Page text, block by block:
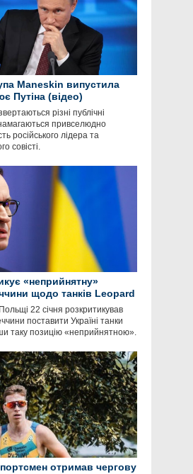
Maneskin випустила
Путіна (відео)
різні публічні
намагаються привселюдно
російського лідера та
совісті.
«неприйнятну»
щодо танків Leopard
22 січня розкритикував
поставити Україні танки
таку позицію «неприйнятною».
отримав чергову